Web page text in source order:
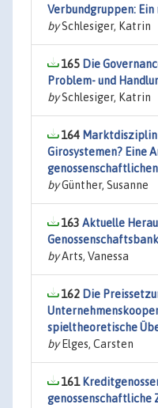
Verbundgruppen:
bySchlesiger, Katrin
165 Die
Problem- und
bySchlesiger, Katrin
164 Marktdisziplin
Girosystemen? Eine
byGünther, Susanne
163 Aktuelle
byArts, Vanessa
162 Die
spieltheoretische
byElges, Carsten
161